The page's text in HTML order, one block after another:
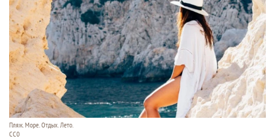
Пляж. Море. Отдых. Лето.
СС0